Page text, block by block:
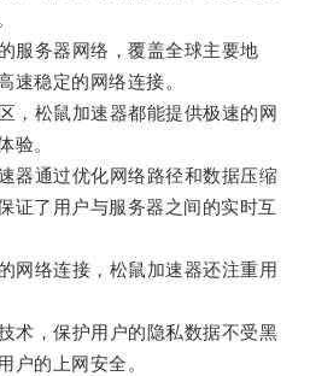
务器网络，覆盖全球主要地
速稳定的网络连接。
松鼠加速器都能提供极速的网
验。
通过优化网络路径和数据压缩
证了用户与服务器之间的实时互
络连接，松鼠加速器还注重用
，保护用户的隐私数据不受黑
户的上网安全。